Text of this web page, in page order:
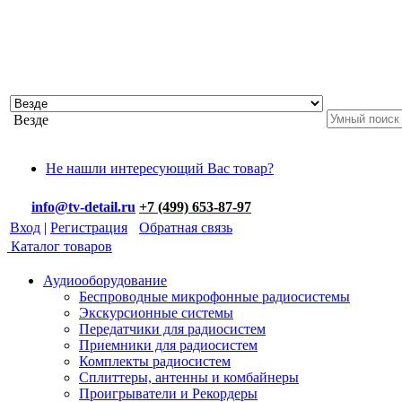
Везде
Не нашли интересующий Вас товар?
info@tv-detail.ru +7 (499) 653-87-97
Вход | Регистрация
Обратная связь
Каталог товаров
Аудиооборудование
Беспроводные микрофонные радиосистемы
Экскурсионные системы
Передатчики для радиосистем
Приемники для радиосистем
Комплекты радиосистем
Сплиттеры, антенны и комбайнеры
Проигрыватели и Рекордеры